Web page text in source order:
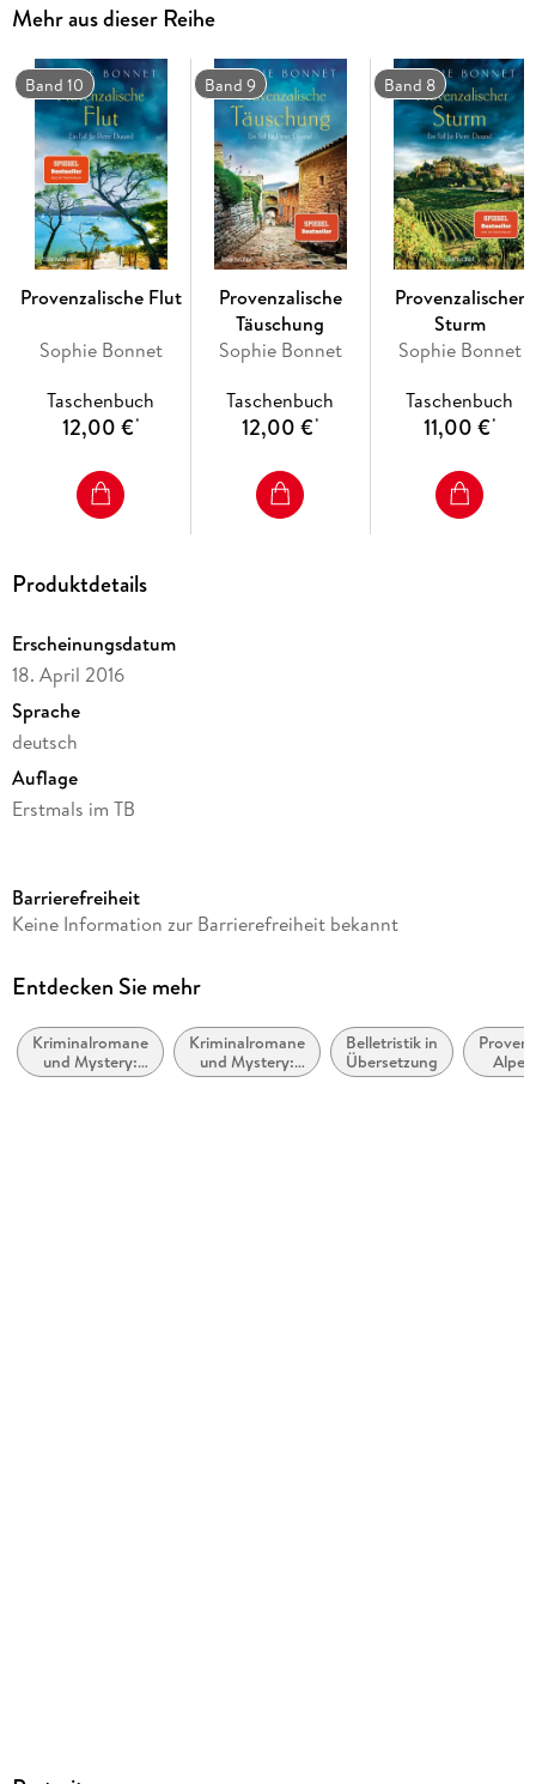
»Niemand verbindet Genuss und Verbrechen so harmonisch
wie Sophie Bonnet in ihren Provence-Krimis. «Hamburger
Morgenpost
Lesen Sie auch weitere Romane der hoch spannenden »Pierre
Durand«-Reihe!
Alle Bände sind eigenständige Fälle und können unabhängig
voneinander gelesen werden.
Mehr aus dieser Reihe
Band 10
Provenzalische Flut
Sophie Bonnet
Taschenbuch
12,00 €*
Band 9
Provenzalische
Täuschung
Sophie Bonnet
Taschenbuch
12,00 €*
Band 8
Provenzalischer
Sturm
Sophie Bonnet
Taschenbuch
11,00 €*
Produktdetails
Erscheinungsdatum
18. April 2016
Sprache
deutsch
Auflage
Erstmals im TB
Reihe
Autor/Autorin
Verlag/Hersteller
Blanvalet Taschenbuchverl
Barrierefreiheit
Keine Information zur Barrierefreiheit bekannt
Entdecken Sie mehr
Kriminalromane
und Mystery:
Polizeiarbeit &
Kriminalromane
und Mystery:
Cosy Mystery
Belletristik in
Übersetzung
Côte